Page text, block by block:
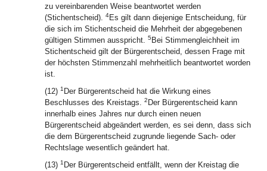
zu vereinbarenden Weise beantwortet werden
(Stichentscheid). 4Es gilt dann diejenige Entscheidung, für
die sich im Stichentscheid die Mehrheit der abgegebenen
gültigen Stimmen ausspricht. 5 Bei Stimmengleichheit im
Stichentscheid gilt der Bürgerentscheid, dessen Frage mit
der höchsten Stimmenzahl mehrheitlich beantwortet worden
ist.
(12) 1 Der Bürgerentscheid hat die Wirkung eines
Beschlusses des Kreistags. 2 Der Bürgerentscheid kann
innerhalb eines Jahres nur durch einen neuen
Bürgerentscheid abgeändert werden, es sei denn, dass sich
die dem Bürgerentscheid zugrunde liegende Sach- oder
Rechtslage wesentlich geändert hat.
(13) 1 Der Bürgerentscheid entfällt, wenn der Kreistag die